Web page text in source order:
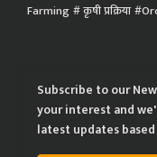
Farming कृषी प्रक्रिया
Subscribe to our
your interest and
latest updates